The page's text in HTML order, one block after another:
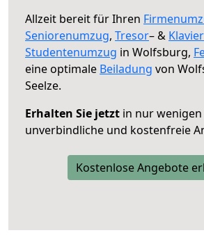
Allzeit bereit für Ihren
Seniorenumzug, Tresor– &
Studentenumzug in Wolfsburg,
eine optimale Beiladung von
Seelze.
Erhalten Sie jetzt in nur
unverbindliche und kostenfreie
Kostenlose Angebote